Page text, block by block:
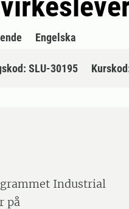
Engelska
SLU-30195
Industrial
på